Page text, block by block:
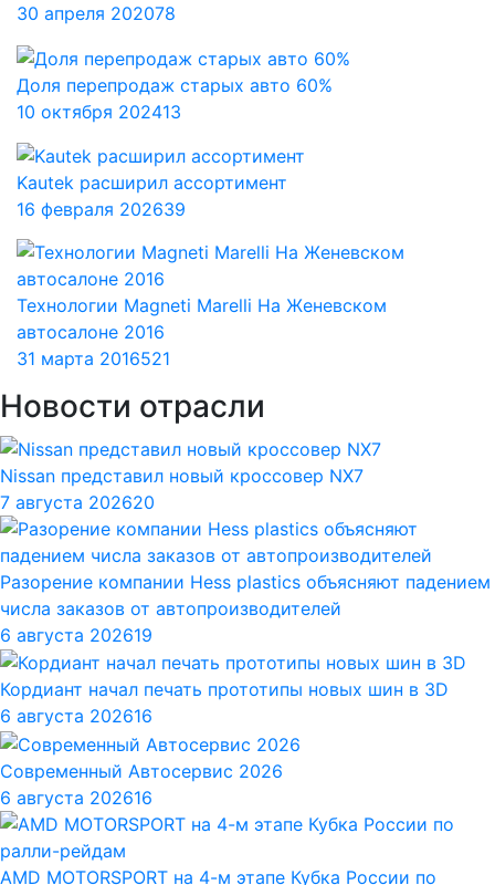
30 апреля 202078
Доля перепродаж старых авто 60%
10 октября 202413
Kautek расширил ассортимент
16 февраля 202639
Технологии Magneti Marelli На Женевском
автосалоне 2016
31 марта 2016521
Новости отрасли
Nissan представил новый кроссовер NX7
7 августа 202620
Разорение компании Hess plastics объясняют падением
числа заказов от автопроизводителей
6 августа 202619
Кордиант начал печать прототипы новых шин в 3D
6 августа 202616
Современный Автосервис 2026
6 августа 202616
AMD MOTORSPORT на 4-м этапе Кубка России по